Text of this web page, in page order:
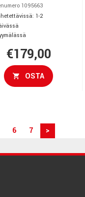
1095663
1-2
€179,00
OSTA
6 7 >